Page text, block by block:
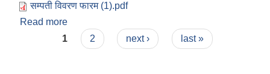
सम्पती विवरण फारम (1).pdf
Read more
Pages
1 2 next › last »